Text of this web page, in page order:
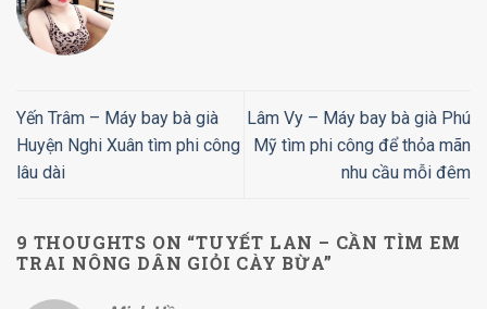
Yến Trâm – Máy bay bà già
Huyện Nghi Xuân tìm phi công
lâu dài
Lâm Vy – Máy bay bà già Phú
Mỹ tìm phi công để thỏa mãn
nhu cầu mỗi đêm
9 THOUGHTS ON “TUYẾT LAN – CẦN TÌM EM
TRAI NÔNG DÂN GIỎI CÀY BỪA”